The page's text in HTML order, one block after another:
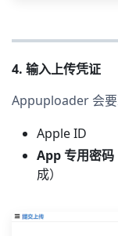
4. 输入上传凭证
Appuploader 会要
Apple ID
App 专用密码
成）